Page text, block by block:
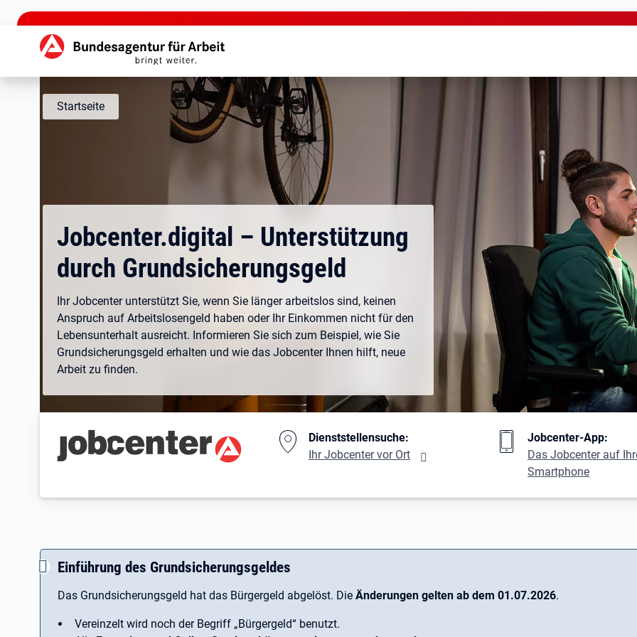
zu den Hauptinhalten springen
Hauptnavigation
Startseite
Jobcenter.digital – Unterstützung
durch Grundsicherungsgeld
Ihr Jobcenter unterstützt Sie, wenn Sie länger arbeitslos sind, keinen
Anspruch auf Arbeitslosengeld haben oder Ihr Einkommen nicht für den
Lebensunterhalt ausreicht. Informieren Sie sich zum Beispiel, wie Sie
Grundsicherungsgeld erhalten und wie das Jobcenter Ihnen hilft, neue
Arbeit zu finden.
Branding-Bereich BeschreibungDienststellensuche:
Ihr Jobcenter vor Ort
Jobcenter-App:
Das Jobcenter auf
Smartphone
Einführung des Grundsicherungsgeldes
Das Grundsicherungsgeld hat das Bürgergeld abgelöst. Die Änderungen gelten ab dem 01.07.2026.
Vereinzelt wird noch der Begriff ­„Bürgergeld“ benutzt.